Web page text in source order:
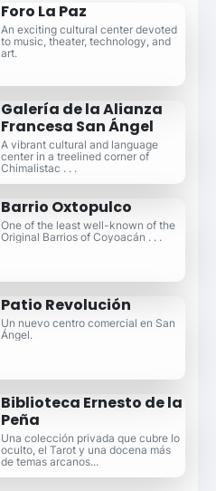
Foro La Paz
An exciting cultural center devoted
to music, theater, technology, and
art.
Galería de la Alianza
Francesa San Ángel
A vibrant cultural and language
center in a treelined corner of
Chimalistac . . .
Barrio Oxtopulco
One of the least well-known of the
Original Barrios of Coyoacán . . .
Patio Revolución
Un nuevo centro comercial en San
Ángel.
Biblioteca Ernesto de la
Peña
Una colección privada que cubre lo
oculto, el Tarot y una docena más
de temas arcanos...